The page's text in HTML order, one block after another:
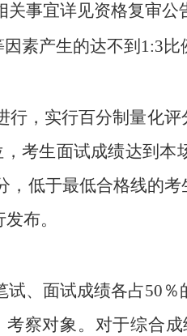
事宜详见资格复审公
素产生的达不到1:3
行，实行百分制量化
考生面试成绩达到本
，低于最低合格线的
布。
、面试成绩各占50
察对象。对于综合